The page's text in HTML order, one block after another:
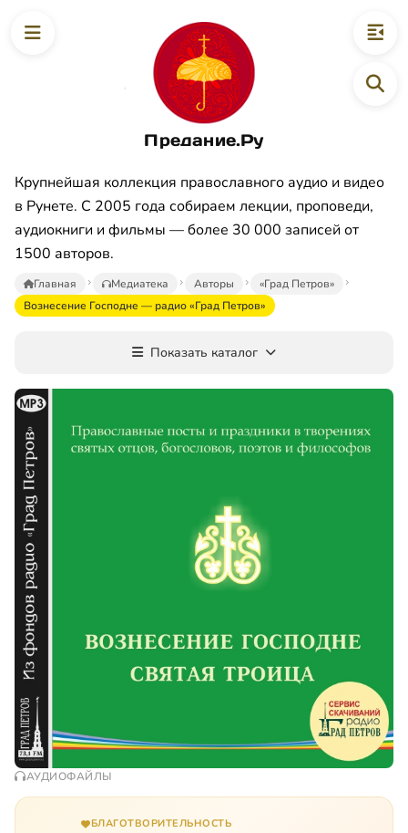
Предание.Ру
Крупнейшая коллекция православного аудио и видео
в Рунете. С 2005 года собираем лекции, проповеди,
аудиокниги и фильмы — более 30 000 записей от
1500 авторов.
Главная Медиатека Авторы
«Град Петров»
Вознесение Господне — радио «Град Петров»
Показать каталог
АУДИОФАЙЛЫ
БЛАГОТВОРИТЕЛЬНОСТЬ